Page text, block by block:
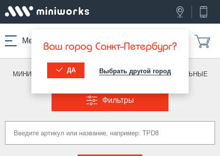
Меню Ваш город Санкт-Петербург?
ДА Выбрать другой город
МИНИВОРКС ПРО /ЗАГЛУШКИ ДЛЯ ТРУБ /ПРЯМОУГОЛЬНЫЕ
Фильтры